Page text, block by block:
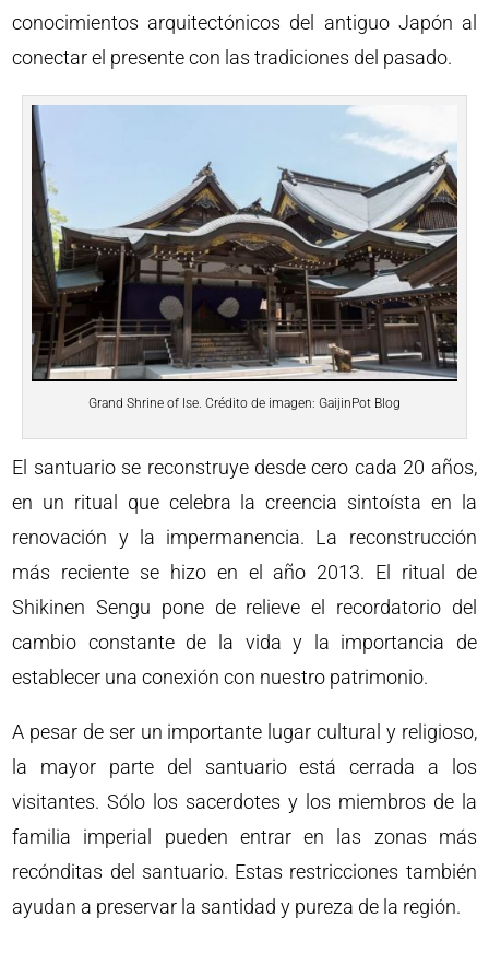
conocimientos arquitectónicos del antiguo Japón al
conectar el presente con las tradiciones del pasado.
Grand Shrine of Ise. Crédito de imagen: GaijinPot Blog
El santuario se reconstruye desde cero cada 20 años,
en un ritual que celebra la creencia sintoísta en la
renovación y la impermanencia. La reconstrucción
más reciente se hizo en el año 2013. El ritual de
Shikinen Sengu pone de relieve el recordatorio del
cambio constante de la vida y la importancia de
establecer una conexión con nuestro patrimonio.
A pesar de ser un importante lugar cultural y religioso,
la mayor parte del santuario está cerrada a los
visitantes. Sólo los sacerdotes y los miembros de la
familia imperial pueden entrar en las zonas más
recónditas del santuario. Estas restricciones también
ayudan a preservar la santidad y pureza de la región.